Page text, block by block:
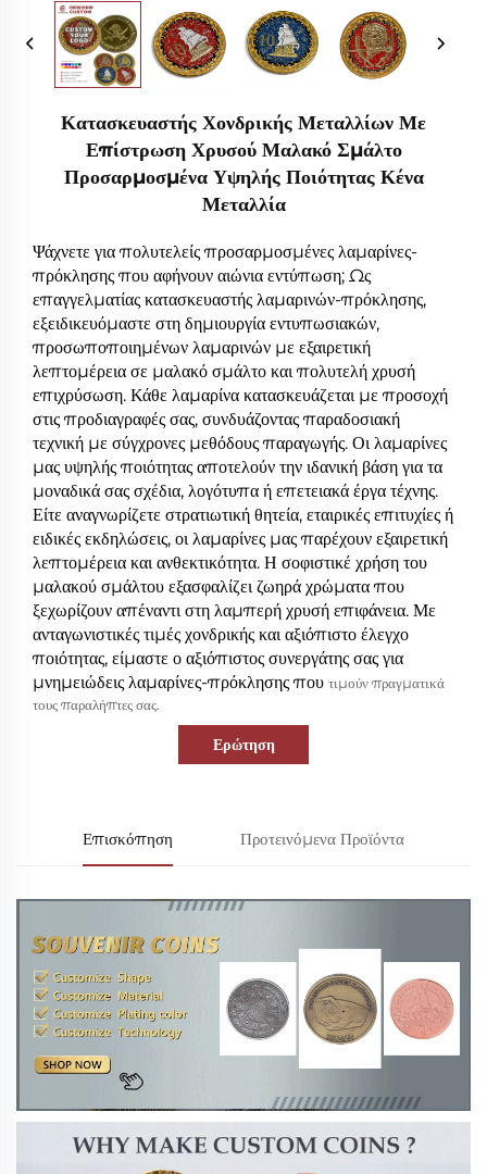
Κατασκευαστής Χονδρικής Μεταλλίων Με
Επίστρωση Χρυσού Μαλακό Σμάλτο
Προσαρμοσμένα Υψηλής Ποιότητας Κένα
Μεταλλία
Ψάχνετε για πολυτελείς προσαρμοσμένες λαμαρίνες-
πρόκλησης που αφήνουν αιώνια εντύπωση; Ως
επαγγελματίας κατασκευαστής λαμαρινών-πρόκλησης,
εξειδικευόμαστε στη δημιουργία εντυπωσιακών,
προσωποποιημένων λαμαρινών με εξαιρετική
λεπτομέρεια σε μαλακό σμάλτο και πολυτελή χρυσή
επιχρύσωση. Κάθε λαμαρίνα κατασκευάζεται με προσοχή
στις προδιαγραφές σας, συνδυάζοντας παραδοσιακή
τεχνική με σύγχρονες μεθόδους παραγωγής. Οι λαμαρίνες
μας υψηλής ποιότητας αποτελούν την ιδανική βάση για τα
μοναδικά σας σχέδια, λογότυπα ή επετειακά έργα τέχνης.
Είτε αναγνωρίζετε στρατιωτική θητεία, εταιρικές επιτυχίες ή
ειδικές εκδηλώσεις, οι λαμαρίνες μας παρέχουν εξαιρετική
λεπτομέρεια και ανθεκτικότητα. Η σοφιστικέ χρήση του
μαλακού σμάλτου εξασφαλίζει ζωηρά χρώματα που
ξεχωρίζουν απέναντι στη λαμπερή χρυσή επιφάνεια. Με
ανταγωνιστικές τιμές χονδρικής και αξιόπιστο έλεγχο
ποιότητας, είμαστε ο αξιόπιστος συνεργάτης σας για
μνημειώδεις λαμαρίνες-πρόκλησης που τιμούν πραγματικά
τους παραλήπτες σας.
Ερώτηση
Επισκόπηση Προτεινόμενα Προϊόντα